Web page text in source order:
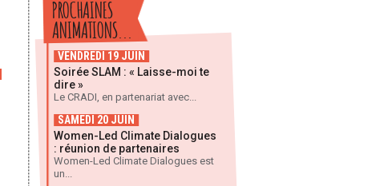
PROCHAINES
ANIMATIONS...
VENDREDI 19 JUIN
Soirée SLAM : « Laisse-moi te
dire »
Le CRADI, en partenariat avec...
SAMEDI 20 JUIN
Women-Led Climate Dialogues
: réunion de partenaires
Women-Led Climate Dialogues est
un...